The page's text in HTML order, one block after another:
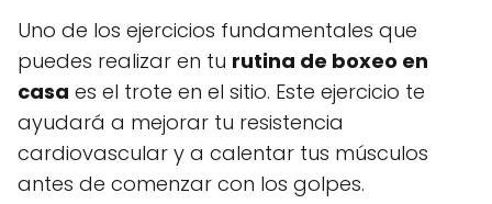
Uno de los ejercicios fundamentales que
puedes realizar en tu rutina de boxeo en
casa es el trote en el sitio. Este ejercicio te
ayudará a mejorar tu resistencia
cardiovascular y a calentar tus músculos
antes de comenzar con los golpes.